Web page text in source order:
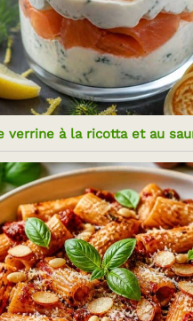
verrine à la ricotta et au